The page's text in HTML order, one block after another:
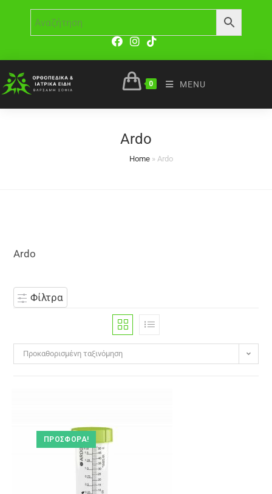
0 MENU
Ardo
Home » Ardo
Ardo
Φίλτρα
Προκαθορισμένη ταξινόμηση
ΠΡΟΣΦΟΡΆ!